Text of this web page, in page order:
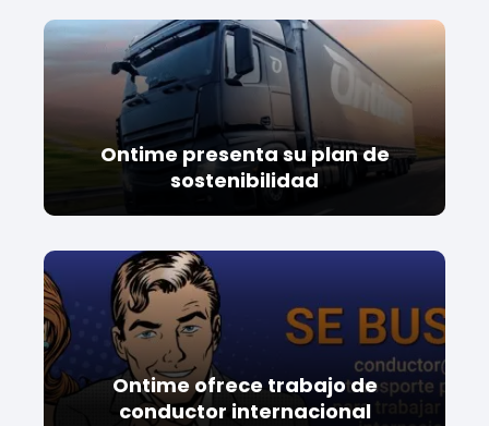
Ontime presenta su plan de
sostenibilidad
Ontime ofrece trabajo de
conductor internacional